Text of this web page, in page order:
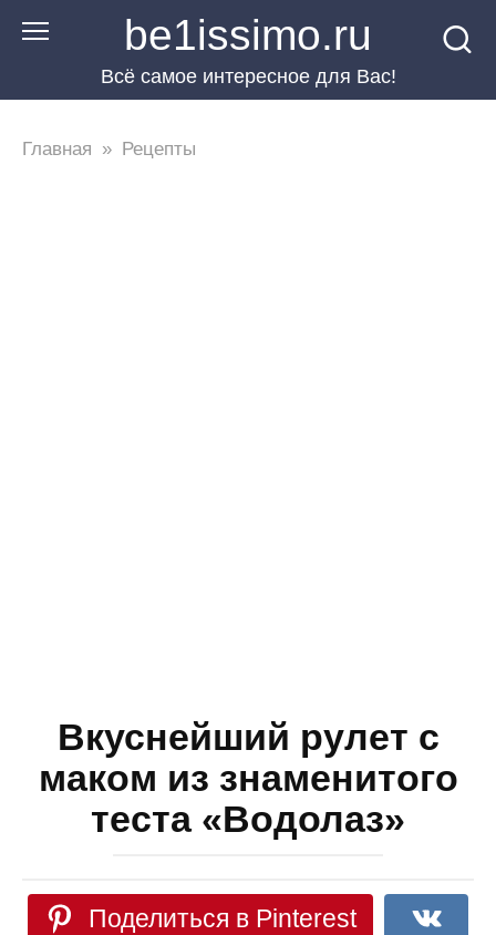
Перейти
be1issimo.ru
Всё самое интересное для Вас!
Главная » Рецепты
Вкуснейший рулет с
маком из знаменитого
теста «Водолаз»
Поделиться в Pinterest